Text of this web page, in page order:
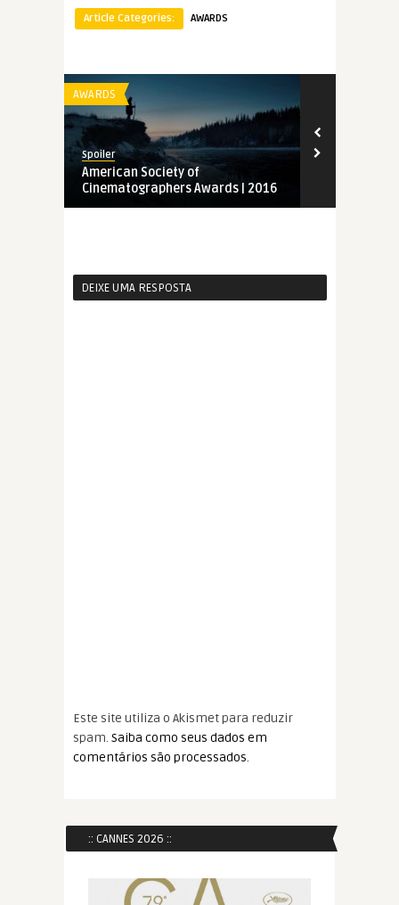
Article Categories:
AWARDS
AWARDS
Spoiler
American Society of
Cinematographers Awards | 2016
DEIXE UMA RESPOSTA
Este site utiliza o Akismet para reduzir
spam. Saiba como seus dados em
comentários são processados.
:: CANNES 2026 ::